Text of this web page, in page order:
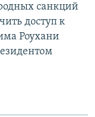
санкций
доступ к
Роухани